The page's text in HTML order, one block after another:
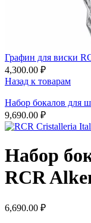
Графин для виски
4,300.00 ₽
Назад к товарам
Набор бокалов для
9,690.00 ₽
Набор
RCR
6,690.00 ₽